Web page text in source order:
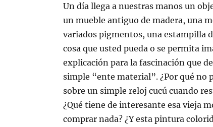
Un día llega a nuestras manos un
un mueble antiguo de madera, una
variados pigmentos, una estampilla
cosa que usted pueda o se permita
explicación para la fascinación que
simple “ente material”. ¿Por qué no
sobre un simple reloj cucú cuando
¿Qué tiene de interesante esa vieja
comprar nada? ¿Y esta pintura